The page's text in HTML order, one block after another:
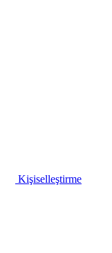
Kişiselleştirme